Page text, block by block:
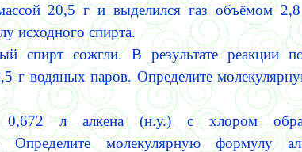
20,5 г и выделился газ объёмом
исходного спирта.
спирт сожгли. В результате реакции
г водяных паров. Определите
0,672 л алкена (н.у.) с хлором
Определите мо­лекулярную формулу